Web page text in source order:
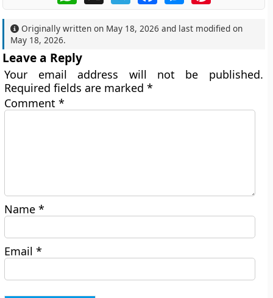
Originally written on May 18, 2026 and last modified on
May 18, 2026.
Leave a Reply
Your email address will not be published.
Required fields are marked*
Comment*
Name*
Email*